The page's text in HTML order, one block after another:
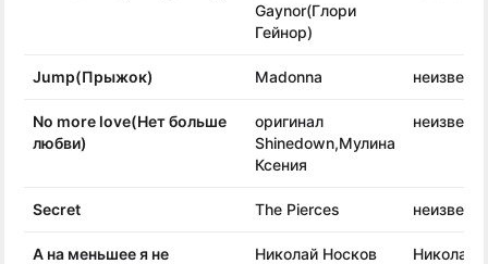
Gaynor(Глори
Гейнор)
Jump(Прыжок) Madonna
No more love(Нет больше
любви)
оригинал
Shinedown,Мулина
Ксения
Secret The Pierces
А на меньшее я не
Николай Носков Николай